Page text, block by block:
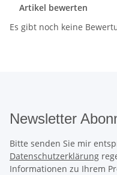
Artikel bewerten
Es gibt noch keine
Newsletter
Bitte senden Sie mir
Datenschutzerklärung
Informationen zu Ihrem